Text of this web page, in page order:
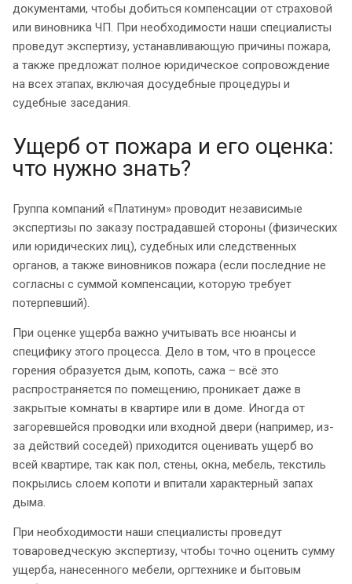
документами, чтобы добиться компенсации от страховой
или виновника ЧП. При необходимости наши специалисты
проведут экспертизу, устанавливающую причины пожара,
а также предложат полное юридическое сопровождение
на всех этапах, включая досудебные процедуры и
судебные заседания.
Ущерб от пожара и его оценка:
что нужно знать?
Группа компаний «Платинум» проводит независимые
экспертизы по заказу пострадавшей стороны (физических
или юридических лиц), судебных или следственных
органов, а также виновников пожара (если последние не
согласны с суммой компенсации, которую требует
потерпевший).
При оценке ущерба важно учитывать все нюансы и
специфику этого процесса. Дело в том, что в процессе
горения образуется дым, копоть, сажа – всё это
распространяется по помещению, проникает даже в
закрытые комнаты в квартире или в доме. Иногда от
загоревшейся проводки или входной двери (например, из-
за действий соседей) приходится оценивать ущерб во
всей квартире, так как пол, стены, окна, мебель, текстиль
покрылись слоем копоти и впитали характерный запах
дыма.
При необходимости наши специалисты проведут
товароведческую экспертизу, чтобы точно оценить сумму
ущерба, нанесенного мебели, оргтехнике и бытовым